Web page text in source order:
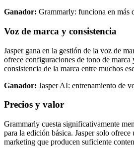
Ganador: Grammarly: funciona en más
Voz de marca y consistencia
Jasper gana en la gestión de la voz de
ofrece configuraciones de tono de
consistencia de la marca entre muchos
Ganador: Jasper AI: entrenamiento de
Precios y valor
Grammarly cuesta significativamente
para la edición básica. Jasper solo
marketing que producen suficiente